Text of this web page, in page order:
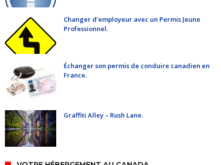
Changer d’employeur avec un Permis Jeune
Professionnel.
Échanger son permis de conduire canadien en
France.
Graffiti Alley – Rush Lane.